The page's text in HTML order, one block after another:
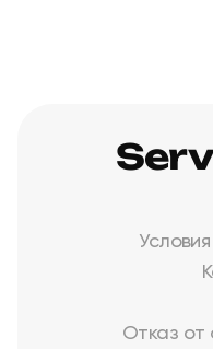
Отказ от